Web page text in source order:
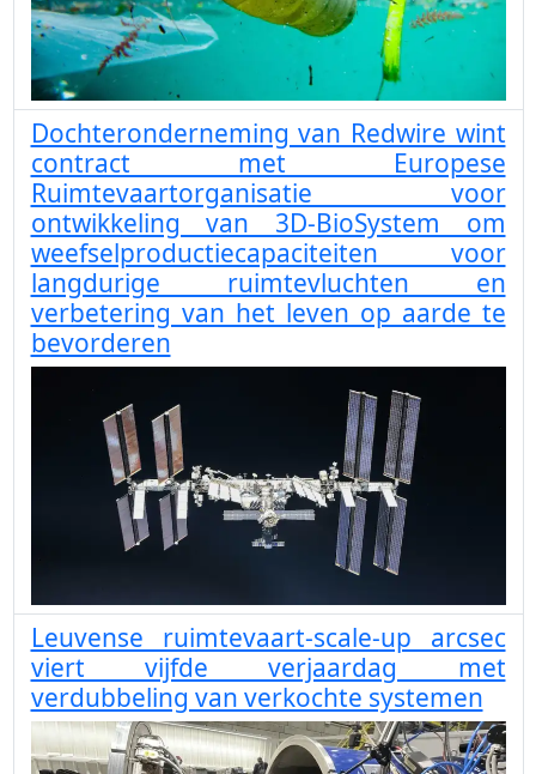
Dochteronderneming van Redwire wint
contract met Europese
Ruimtevaartorganisatie voor
ontwikkeling van 3D-BioSystem om
weefselproductiecapaciteiten voor
langdurige ruimtevluchten en
verbetering van het leven op aarde te
bevorderen
Leuvense ruimtevaart-scale-up arcsec
viert vijfde verjaardag met
verdubbeling van verkochte systemen